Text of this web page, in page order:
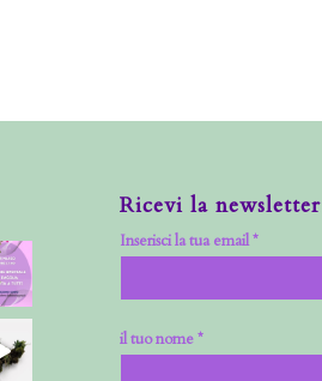
Ricevi la newsletter
Inserisci la tua email *
il tuo nome *